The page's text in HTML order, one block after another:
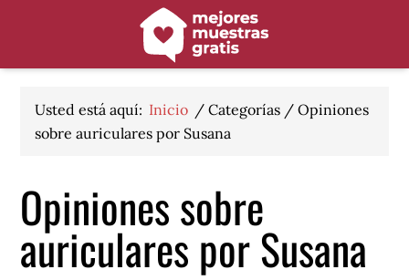
navegación
principal
de
Usted está aquí: Inicio / Categorías / Opiniones
sobre auriculares por Susana
Opiniones sobre
auriculares por Susana